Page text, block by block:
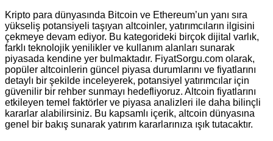
Kripto para dünyasında Bitcoin ve Ethereum’un yanı sıra
yükseliş potansiyeli taşıyan altcoinler, yatırımcıların ilgisini
çekmeye devam ediyor. Bu kategorideki birçok dijital varlık,
farklı teknolojik yenilikler ve kullanım alanları sunarak
piyasada kendine yer bulmaktadır. FiyatSorgu.com olarak,
popüler altcoinlerin güncel piyasa durumlarını ve fiyatlarını
detaylı bir şekilde inceleyerek, potansiyel yatırımcılar için
güvenilir bir rehber sunmayı hedefliyoruz. Altcoin fiyatlarını
etkileyen temel faktörler ve piyasa analizleri ile daha bilinçli
kararlar alabilirsiniz. Bu kapsamlı içerik, altcoin dünyasına
genel bir bakış sunarak yatırım kararlarınıza ışık tutacaktır.